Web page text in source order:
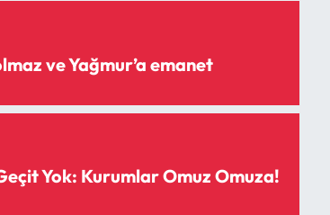
ve Yağmur’a emanet
Yok: Kurumlar Omuz Omuza!